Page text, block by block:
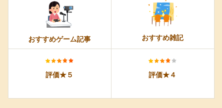
おすすめゲーム記事 おすすめ雑記
評価★５ 評価★４